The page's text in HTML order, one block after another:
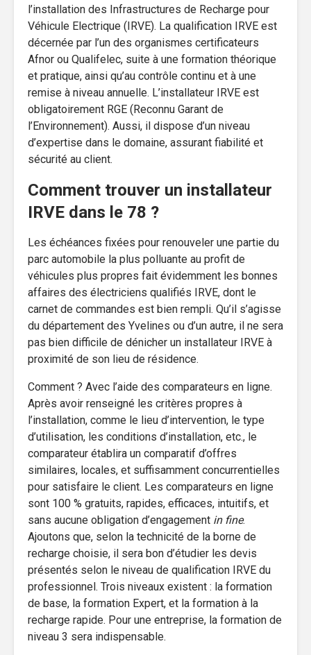
l’installation des Infrastructures de Recharge pour
Véhicule Electrique (IRVE). La qualification IRVE est
décernée par l’un des organismes certificateurs
Afnor ou Qualifelec, suite à une formation théorique
et pratique, ainsi qu’au contrôle continu et à une
remise à niveau annuelle. L’installateur IRVE est
obligatoirement RGE (Reconnu Garant de
l’Environnement). Aussi, il dispose d’un niveau
d’expertise dans le domaine, assurant fiabilité et
sécurité au client.
Comment trouver un installateur
IRVE dans le 78 ?
Les échéances fixées pour renouveler une partie du
parc automobile la plus polluante au profit de
véhicules plus propres fait évidemment les bonnes
affaires des électriciens qualifiés IRVE, dont le
carnet de commandes est bien rempli. Qu’il s’agisse
du département des Yvelines ou d’un autre, il ne sera
pas bien difficile de dénicher un installateur IRVE à
proximité de son lieu de résidence.
Comment ? Avec l’aide des comparateurs en ligne.
Après avoir renseigné les critères propres à
l’installation, comme le lieu d’intervention, le type
d’utilisation, les conditions d’installation, etc., le
comparateur établira un comparatif d’offres
similaires, locales, et suffisamment concurrentielles
pour satisfaire le client. Les comparateurs en ligne
sont 100 % gratuits, rapides, efficaces, intuitifs, et
sans aucune obligation d’engagement in fine.
Ajoutons que, selon la technicité de la borne de
recharge choisie, il sera bon d’étudier les devis
présentés selon le niveau de qualification IRVE du
professionnel. Trois niveaux existent : la formation
de base, la formation Expert, et la formation à la
recharge rapide. Pour une entreprise, la formation de
niveau 3 sera indispensable.